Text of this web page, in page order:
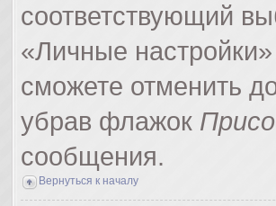
соответствующий
«Личные
сможете отменить
убрав флажок
сообщения.
Вернуться к началу